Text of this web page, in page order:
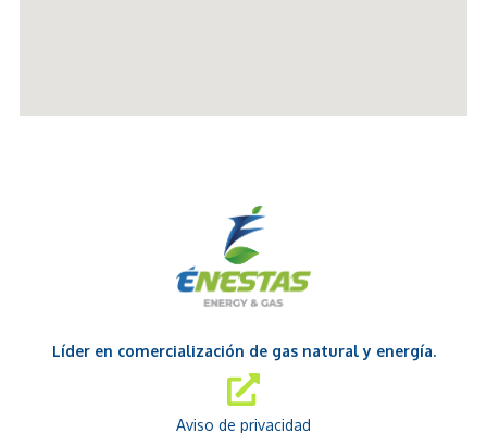
Líder en comercialización de gas natural y energía.
Aviso de privacidad